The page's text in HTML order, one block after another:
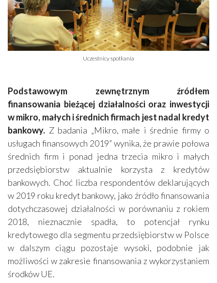
Uczestnicy spotkania
Podstawowym zewnętrznym źródłem
finansowania bieżącej działalności oraz inwestycji
w mikro, małych i średnich firmach jest nadal kredyt
bankowy. Z badania „Mikro, małe i średnie firmy o
usługach finansowych 2019” wynika, że prawie połowa
średnich firm i ponad jedna trzecia mikro i małych
przedsiębiorstw aktualnie korzysta z kredytów
bankowych. Choć liczba respondentów deklarujących
w 2019 roku kredyt bankowy, jako źródło finansowania
dotychczasowej działalności w porównaniu z rokiem
2018, nieznacznie spadła, to potencjał rynku
kredytowego dla segmentu przedsiębiorstw w Polsce
w dalszym ciągu pozostaje wysoki, podobnie jak
możliwości w zakresie finansowania z wykorzystaniem
środków UE.